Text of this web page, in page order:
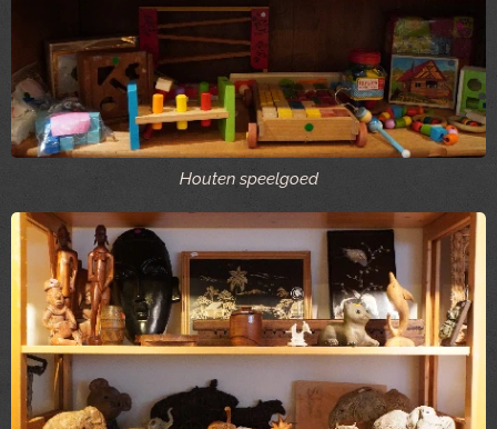
Houten speelgoed